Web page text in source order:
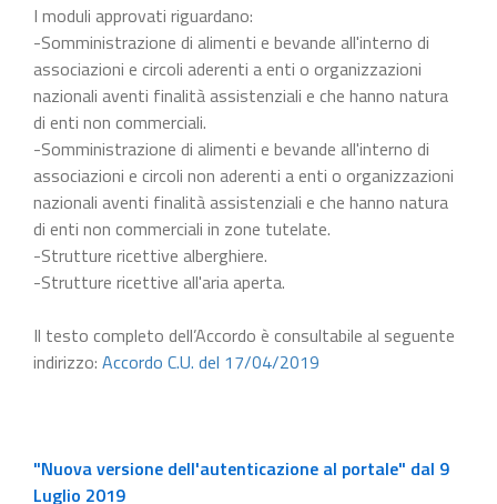
I moduli approvati riguardano:
-Somministrazione di alimenti e bevande all'interno di
associazioni e circoli aderenti a enti o organizzazioni
nazionali aventi finalità assistenziali e che hanno natura
di enti non commerciali.
-Somministrazione di alimenti e bevande all'interno di
associazioni e circoli non aderenti a enti o organizzazioni
nazionali aventi finalità assistenziali e che hanno natura
di enti non commerciali in zone tutelate.
-Strutture ricettive alberghiere.
-Strutture ricettive all'aria aperta.
Il testo completo dell’Accordo è consultabile al seguente
indirizzo: Accordo C.U. del 17/04/2019
"Nuova versione dell'autenticazione al portale" dal 9
Luglio 2019